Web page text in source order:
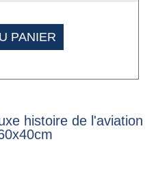
PANIER
histoire de l'aviation